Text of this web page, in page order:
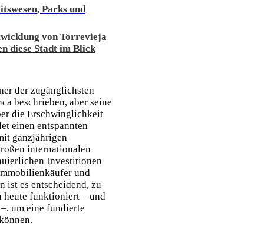
Parks und
von Torrevieja
diese Stadt im Blick
der zugänglichsten
beschrieben, aber seine
die Erschwinglichkeit
einen entspannten
ganzjährigen
internationalen
Investitionen
und
ist es entscheidend, zu
heute funktioniert – und
um eine fundierte